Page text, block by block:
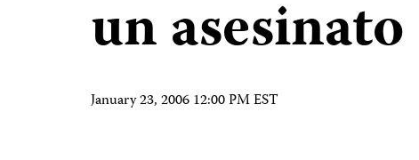
un asesinato
January 23, 2006 12:00 PM EST